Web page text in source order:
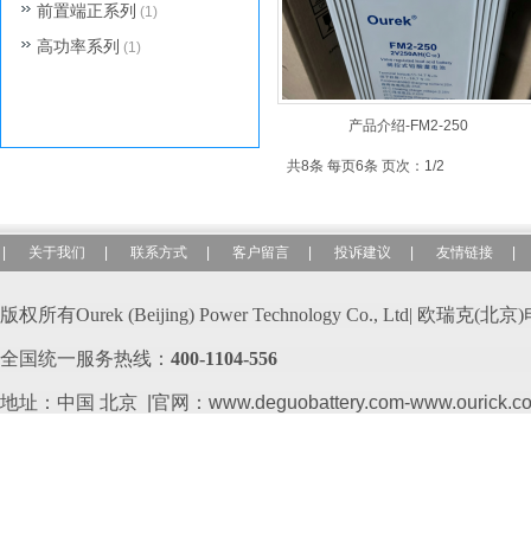
产品介绍-FM2-250
共8条 每页6条 页次：1/2
前置端正系列 (1)
高功率系列 (1)
关于我们 联系方式 客户留言 投诉建议 友情链接
版权所有Ourek (Beijing) Power Technology Co., Ltd| 欧瑞克(北
全国统一服务热线： 400-1104-556
地址：中国 北京 |官网：www.deguobattery.com-